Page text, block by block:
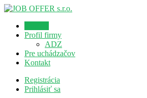
Profil firmy
ADZ
Pre uchádzačov
Kontakt
Registrácia
Prihlásiť sa